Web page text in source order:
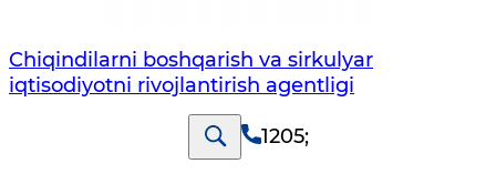
Chiqindilarni boshqarish va sirkulyar
iqtisodiyotni rivojlantirish agentligi
1205;